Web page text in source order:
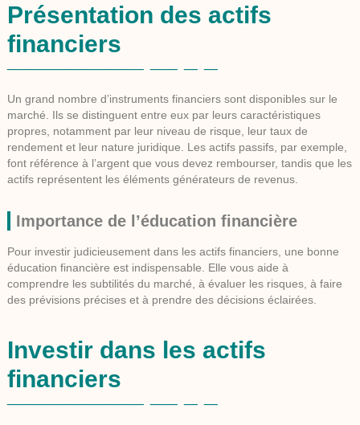
Présentation des actifs
financiers
Un grand nombre d’instruments financiers sont disponibles sur le
marché. Ils se distinguent entre eux par leurs caractéristiques
propres, notamment par leur niveau de risque, leur taux de
rendement et leur nature juridique. Les actifs passifs, par exemple,
font référence à l’argent que vous devez rembourser, tandis que les
actifs représentent les éléments générateurs de revenus.
Importance de l’éducation financière
Pour investir judicieusement dans les actifs financiers, une bonne
éducation financière est indispensable. Elle vous aide à
comprendre les subtilités du marché, à évaluer les risques, à faire
des prévisions précises et à prendre des décisions éclairées.
Investir dans les actifs
financiers